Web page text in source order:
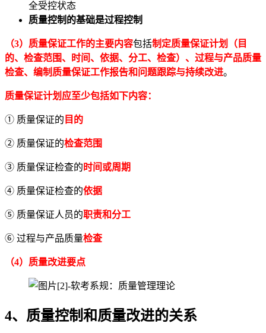
全受控状态
质量控制的基础是过程控制
（3）质量保证工作的主要内容包括制定质量保证计划（目
的、检查范围、时间、依据、分工、检查）、过程与产品质量
检查、编制质量保证工作报告和问题跟踪与持续改进。
质量保证计划 应至少包括如下内容：
① 质量保证的 目的
② 质量保证的检查范围
③ 质量保证检查的 时间或周期
④ 质量保证检查的依据
⑤ 质量保证人员的职责和分工
⑥ 过程与产品质量检查
（4）质量改进要点
4、质量控制和质量改进的关系